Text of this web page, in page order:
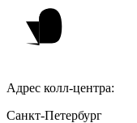
Адрес колл-центра:
Санкт-Петербург